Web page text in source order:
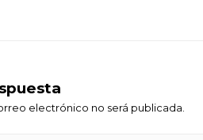
electrónico no será publicada.